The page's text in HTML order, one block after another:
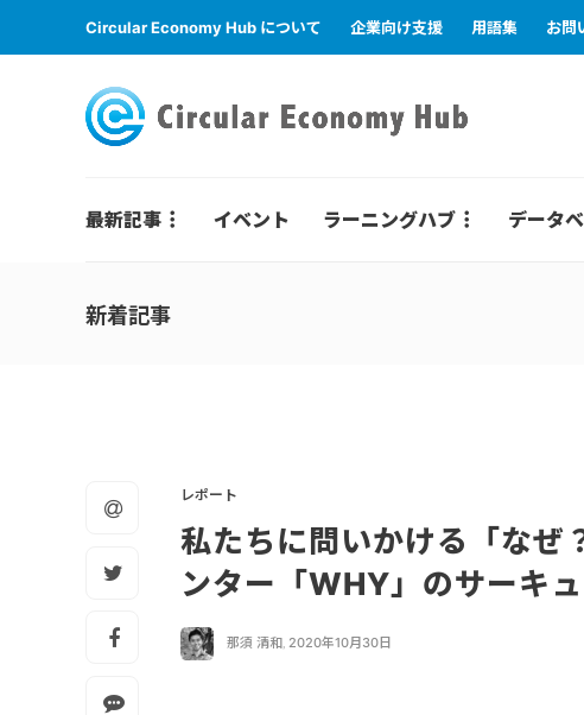
Circular Economy Hub について 企業向け支援 用語集 お問
最新記事 イベント ラーニングハブ データ
新着記事
レポート
私たちに問いかける「なぜ
ンター「WHY」のサーキ
那須 清和, 2020年10月30日